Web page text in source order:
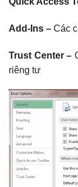
Add-Ins – Các
Trust Center –
riêng tư